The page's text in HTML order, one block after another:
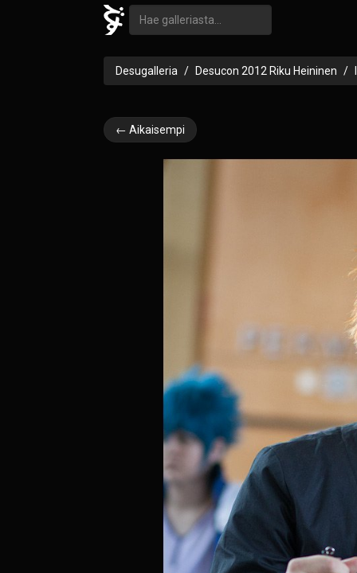
Desugalleria Desucon 2012 Riku Heininen
← Aikaisempi